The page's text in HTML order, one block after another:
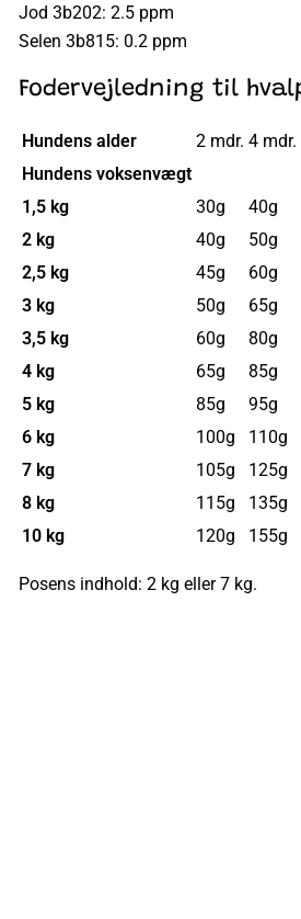
Jod 3b202: 2.5 ppm
Selen 3b815: 0.2 ppm
Fodervejledning til
Hundens alder 2 mdr. 4 mdr.
Hundens voksenvægt
1,5 kg
30g 40g
2 kg
40g 50g
2,5 kg
45g 60g
3 kg
50g 65g
3,5 kg
60g 80g
4 kg
65g 85g
5 kg
85g 95g
6 kg
100g 110g
7 kg
105g 125g
8 kg
115g 135g
10 kg
120g 155g
Posens indhold: 2 kg eller 7 kg.